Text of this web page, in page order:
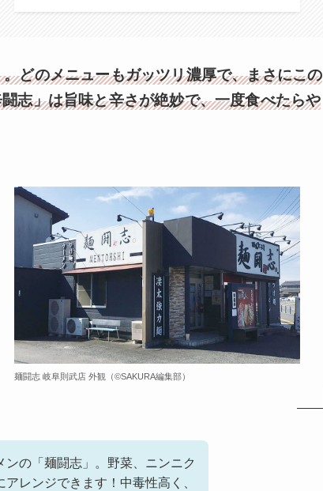
どのメニューもガッツリ濃厚で、まさにこの
志」は旨味と辛さが絶妙で、一度食べたらや
麺闘志 岐阜則武店 外観 （©️SAKURA編集部）
の「麺闘志」。野菜、ニンニク
レンジできます！中毒性高く、